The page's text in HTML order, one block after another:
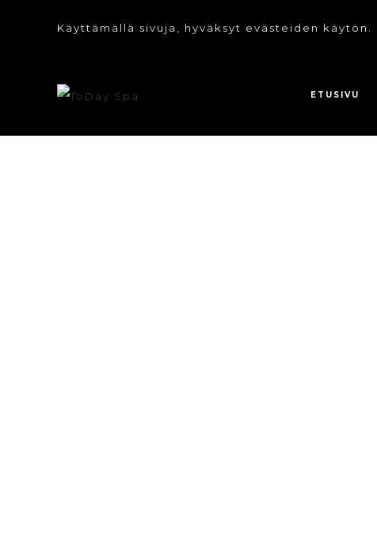
Käyttämällä sivuja, hyväksyt evästeiden käytön.
ETUSIVU